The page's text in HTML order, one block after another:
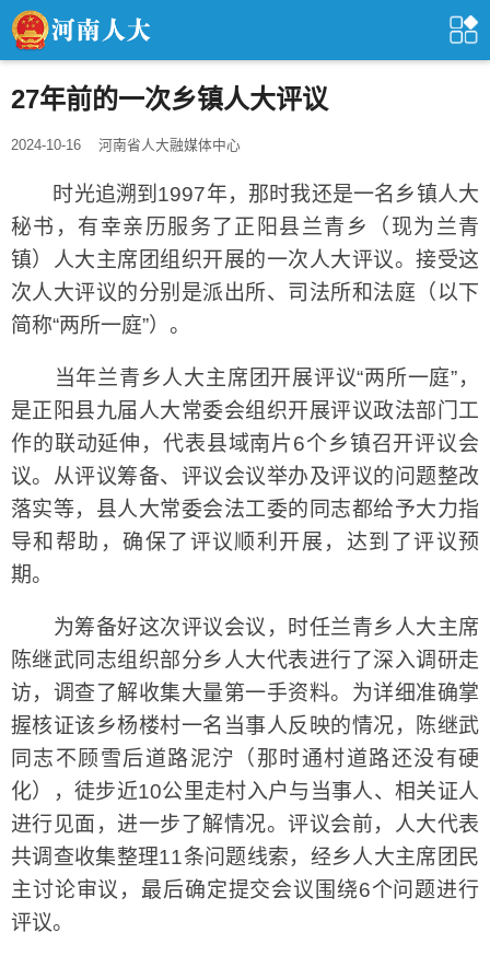
27年前的一次乡镇人大评议
2024-10-16 河南省人大融媒体中心
时光追溯到1997年，那时我还是一名乡镇人大
秘书，有幸亲历服务了正阳县兰青乡（现为兰青
镇）人大主席团组织开展的一次人大评议。接受这
次人大评议的分别是派出所、司法所和法庭（以下
简称“两所一庭”）。
当年兰青乡人大主席团开展评议“两所一庭”，
是正阳县九届人大常委会组织开展评议政法部门工
作的联动延伸，代表县域南片6个乡镇召开评议会
议。从评议筹备、评议会议举办及评议的问题整改
落实等，县人大常委会法工委的同志都给予大力指
导和帮助，确保了评议顺利开展，达到了评议预
期。
为筹备好这次评议会议，时任兰青乡人大主席
陈继武同志组织部分乡人大代表进行了深入调研走
访，调查了解收集大量第一手资料。为详细准确掌
握核证该乡杨楼村一名当事人反映的情况，陈继武
同志不顾雪后道路泥泞（那时通村道路还没有硬
化），徒步近10公里走村入户与当事人、相关证人
进行见面，进一步了解情况。评议会前，人大代表
共调查收集整理11条问题线索，经乡人大主席团民
主讨论审议，最后确定提交会议围绕6个问题进行
评议。